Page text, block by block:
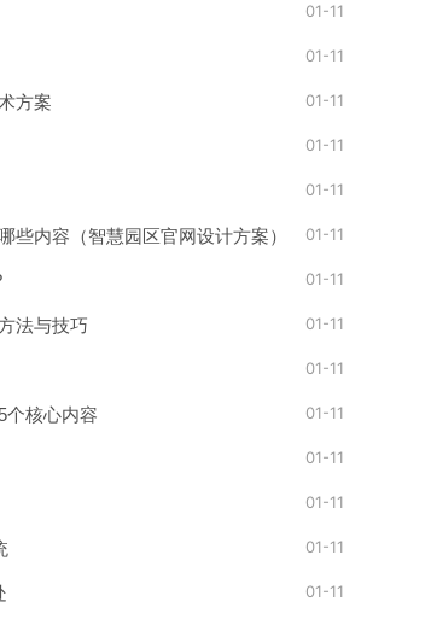
01-11
01-11
方案 01-11
01-11
01-11
些内容（智慧园区官网设计方案） 01-11
01-11
法与技巧 01-11
01-11
个核心内容 01-11
01-11
01-11
01-11
01-11